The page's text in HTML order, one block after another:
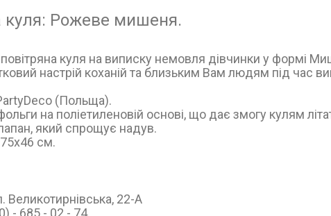
куля: Рожеве мишеня.
куля на виписку немовля дівчинки у формі
настрій коханій та близьким Вам людям під час
(Польща).
на поліетиленовій основі, що дає змогу кулям
який спрощує надув.
75х46 см.
Великотирнівська, 22-А
- 685 - 02 - 74